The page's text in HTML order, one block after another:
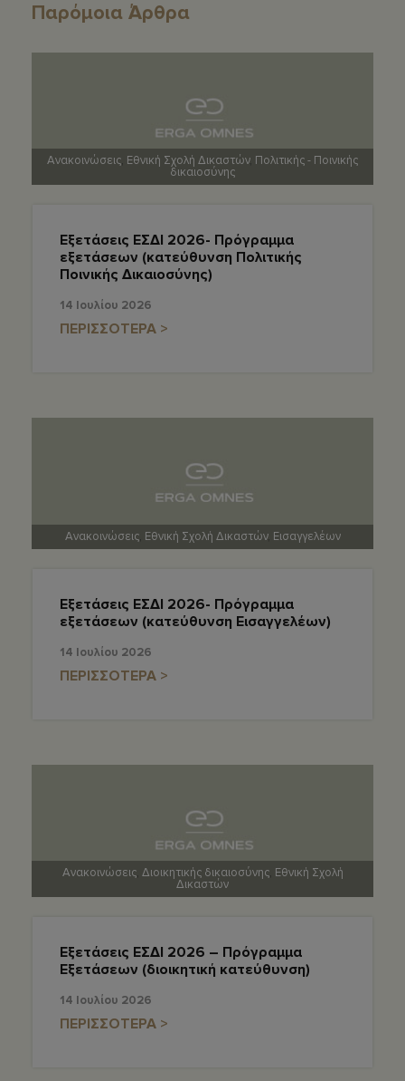
Παρόμοια Άρθρα
Ανακοινώσεις Εθνική Σχολή Δικαστών, Πολιτικής - Ποινικής
δικαιοσύνης
Εξετάσεις ΕΣΔΙ 2026- Πρόγραμμα
εξετάσεων (κατεύθυνση Πολιτικής
Ποινικής Δικαιοσύνης)
14 Ιουλίου 2026
ΠΕΡΙΣΣΟΤΕΡΑ >
Ανακοινώσεις, Εθνική Σχολή Δικαστών, Εισαγγελέων
Εξετάσεις ΕΣΔΙ 2026- Πρόγραμμα
εξετάσεων (κατεύθυνση Εισαγγελέων)
14 Ιουλίου 2026
ΠΕΡΙΣΣΟΤΕΡΑ >
Ανακοινώσεις, Διοικητικής δικαιοσύνης, Εθνική Σχολή
Δικαστών
Εξετάσεις ΕΣΔΙ 2026 – Πρόγραμμα
Εξετάσεων (διοικητική κατεύθυνση)
14 Ιουλίου 2026
ΠΕΡΙΣΣΟΤΕΡΑ >